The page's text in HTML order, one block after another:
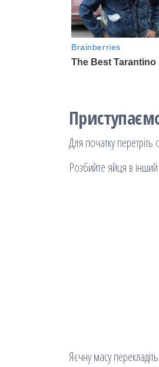
Для початку
Розбийте яйця в
Яєчну масу